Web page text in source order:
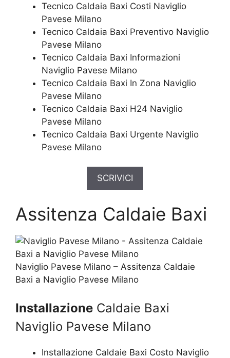
Tecnico Caldaia Baxi Costi Naviglio
Pavese Milano
Tecnico Caldaia Baxi Preventivo Naviglio
Pavese Milano
Tecnico Caldaia Baxi Informazioni
Naviglio Pavese Milano
Tecnico Caldaia Baxi In Zona Naviglio
Pavese Milano
Tecnico Caldaia Baxi H24 Naviglio
Pavese Milano
Tecnico Caldaia Baxi Urgente Naviglio
Pavese Milano
SCRIVICI
Assitenza Caldaie Baxi
Naviglio Pavese Milano – Assitenza Caldaie
Baxi a Naviglio Pavese Milano
Installazione Caldaie Baxi
Naviglio Pavese Milano
Installazione Caldaie Baxi Costo Naviglio